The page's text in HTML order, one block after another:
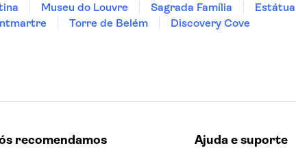
Museu do Louvre Sagrada Família
Torre de Belém
Discovery Cove
recomendamos Ajuda e suporte